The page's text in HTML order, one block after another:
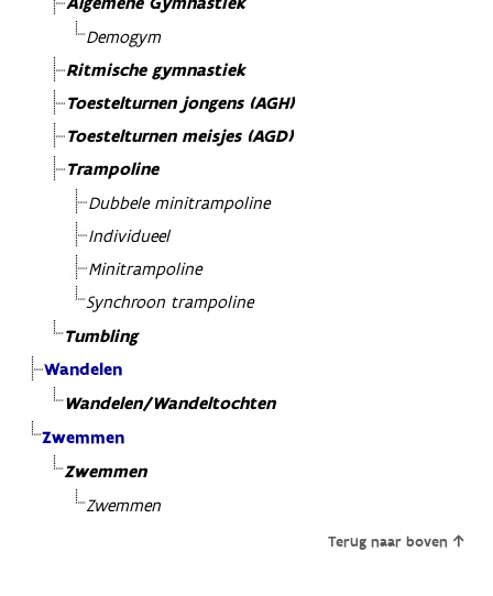
Demogym
Ritmische gymnastiek
Toestelturnen jongens (AGH)
Toestelturnen meisjes (AGD)
Trampoline
Dubbele minitrampoline
Individueel
Minitrampoline
Synchroon trampoline
Tumbling
Wandelen
Wandelen/Wandeltochten
Zwemmen
Zwemmen
Zwemmen
Terug naar boven